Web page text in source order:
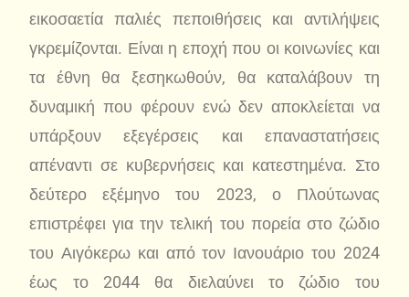
εικοσαετία παλιές πεποιθήσεις και αντιλήψεις
γκρεμίζονται. Είναι η εποχή που οι κοινωνίες και
τα έθνη θα ξεσηκωθούν, θα καταλάβουν τη
δυναμική που φέρουν ενώ δεν αποκλείεται να
υπάρξουν εξεγέρσεις και επαναστατήσεις
απέναντι σε κυβερνήσεις και κατεστημένα. Στο
δεύτερο εξέμηνο του 2023, ο Πλούτωνας
επιστρέφει για την τελική του πορεία στο ζώδιο
του Αιγόκερω και από τον Ιανουάριο του 2024
έως το 2044 θα διελαύνει το ζώδιο του